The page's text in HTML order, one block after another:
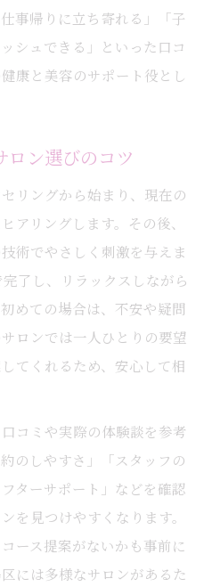
事帰りに立ち寄れる」「子
シュできる」といった口コ
康と美容のサポート役とし
ロン選びのコツ
リングから始まり、現在の
アリングします。その後、
術でやさしく刺激を与えま
了し、リラックスしながら
めての場合は、不安や疑問
ロンでは一人ひとりの要望
てくれるため、安心して相
コミや実際の体験談を参考
のしやすさ」「スタッフの
ターサポート」などを確認
を見つけやすくなります。
ース提案がないかも事前に
には多様なサロンがあるた